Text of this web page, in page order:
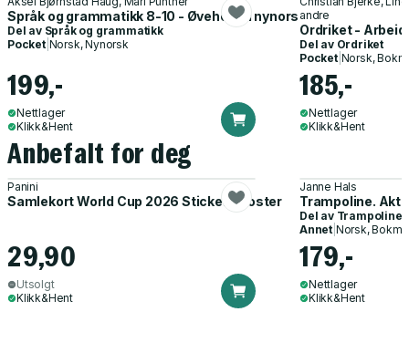
Språk og grammatikk 8-10 - Øvehefte i nynorsk
Del av Språk og grammatikk
Pocket| Norsk, Nynorsk
199,-
Nettlager
Klikk&Hent
andre
Ordriket -
Del av Ordriket
Pocket| Norsk,
185,-
Nettlager
Klikk&Hent
Anbefalt for deg
Panini
Samlekort World Cup 2026 Sticker Booster
29,90
Utsolgt
Klikk&Hent
Janne Hals
Trampoline.
Del av Trampoline
Annet| Norsk,
179,-
Nettlager
Klikk&Hent